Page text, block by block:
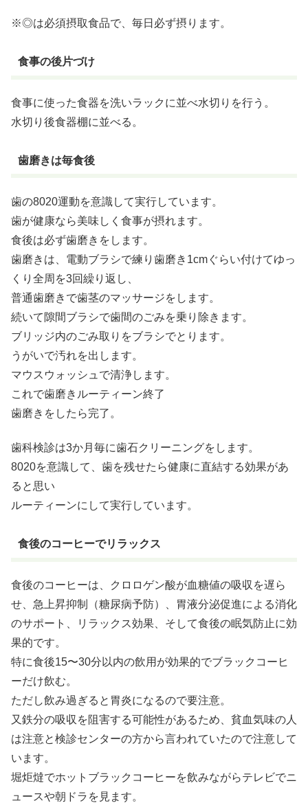
※◎は必須摂取食品で、毎日必ず摂ります。
食事の後片づけ
食事に使った食器を洗いラックに並べ水切りを行う。
水切り後食器棚に並べる。
歯磨きは毎食後
歯の8020運動を意識して実行しています。
歯が健康なら美味しく食事が摂れます。
食後は必ず歯磨きをします。
歯磨きは、電動ブラシで練り歯磨き1cmぐらい付けてゆっ
くり全周を3回繰り返し、
普通歯磨きで歯茎のマッサージをします。
続いて隙間ブラシで歯間のごみを乗り除きます。
ブリッジ内のごみ取りをブラシでとります。
うがいで汚れを出します。
マウスウォッシュで清浄します。
これで歯磨きルーティーン終了
歯磨きをしたら完了。
歯科検診は3か月毎に歯石クリーニングをします。
8020を意識して、歯を残せたら健康に直結する効果があ
ると思い
ルーティーンにして実行しています。
食後のコーヒーでリラックス
食後のコーヒーは、クロロゲン酸が血糖値の吸収を遅ら
せ、急上昇抑制（糖尿病予防）、胃液分泌促進による消化
のサポート、リラックス効果、そして食後の眠気防止に効
果的です。
特に食後15〜30分以内の飲用が効果的でブラックコーヒ
ーだけ飲む。
ただし飲み過ぎると胃炎になるので要注意。
又鉄分の吸収を阻害する可能性があるため、貧血気味の人
は注意と検診センターの方から言われていたので注意して
います。
堀炬燵でホットブラックコーヒーを飲みながらテレビでニ
ュースや朝ドラを見ます。